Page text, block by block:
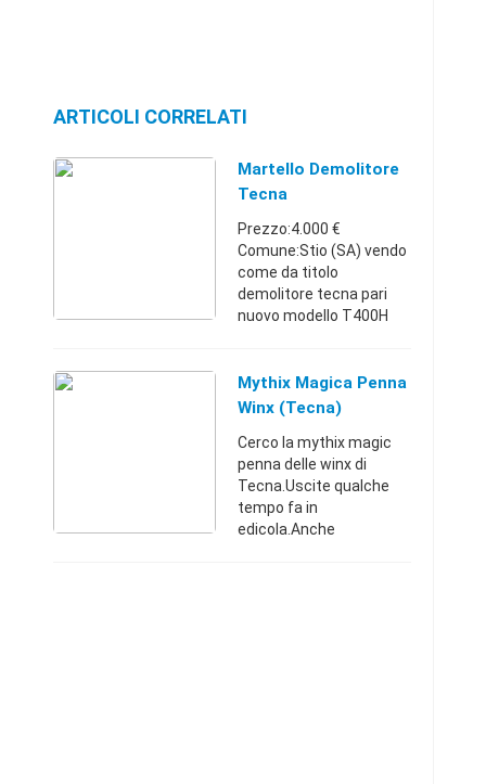
ARTICOLI CORRELATI
Martello Demolitore
Tecna
Prezzo:4.000 €
Comune:Stio (SA) vendo
come da titolo
demolitore tecna pari
nuovo modello T400H
con due punte .
Campania33974855074.
Mythix Magica Penna
Winx (Tecna)
Cerco la mythix magic
penna delle winx di
Tecna.Uscite qualche
tempo fa in
edicola.Anche